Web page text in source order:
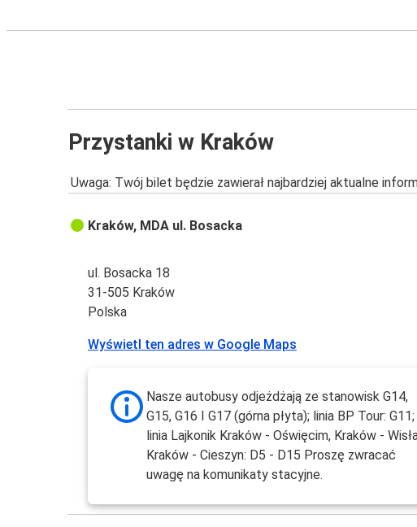
Przystanki w Kraków
Uwaga: Twój bilet będzie zawierał najbardziej aktualne
Kraków, MDA ul. Bosacka
ul. Bosacka 18
31-505 Kraków
Polska
Wyświetl ten adres w Google Maps
Nasze autobusy odjeżdżają ze stanowisk G14,
G15, G16 I G17 (górna płyta); linia BP Tour: G11;
linia Lajkonik Kraków - Oświęcim, Kraków -
Kraków - Cieszyn: D5 - D15 Proszę zwracać
uwagę na komunikaty stacyjne.